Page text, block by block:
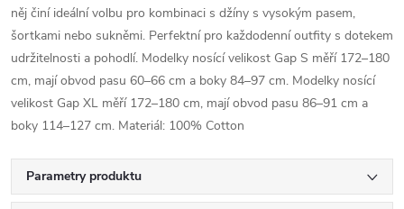
něj činí ideální volbu pro kombinaci s džíny s vysokým pasem,
šortkami nebo sukněmi. Perfektní pro každodenní outfity s dotekem
udržitelnosti a pohodlí. Modelky nosící velikost Gap S měří 172–180
cm, mají obvod pasu 60–66 cm a boky 84–97 cm. Modelky nosící
velikost Gap XL měří 172–180 cm, mají obvod pasu 86–91 cm a
boky 114–127 cm. Materiál: 100% Cotton
Parametry produktu